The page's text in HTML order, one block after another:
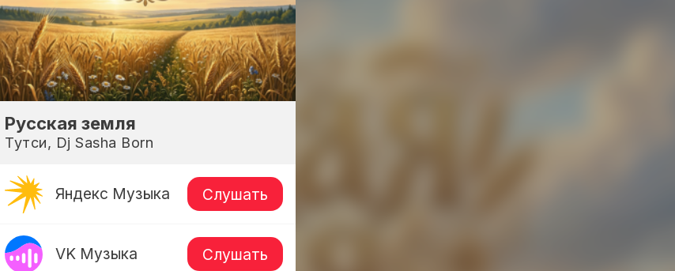
Русская земля
Тутси, Dj Sasha Born
Яндекс Музыка Слушать
VK Музыка Слушать